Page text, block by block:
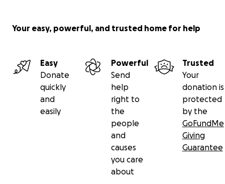
Your easy, powerful, and trusted home for help
Easy
Donate
quickly
and
easily
Powerful
Send
help
right to
the
people
and
causes
you care
about
Trusted
Your
donation is
protected
by the
GoFundMe
Giving
Guarantee